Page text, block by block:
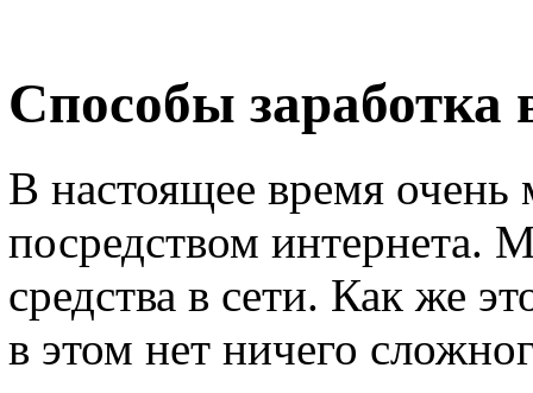
Способы заработка
В настоящее время
посредством интернета.
средства в сети. Как же
в этом нет ничего